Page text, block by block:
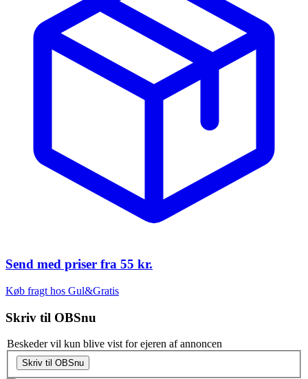
Send med priser fra 55 kr.
Køb fragt hos Gul&Gratis
Skriv til OBSnu
Beskeder vil kun blive vist for ejeren af annoncen
Skriv til OBSnu